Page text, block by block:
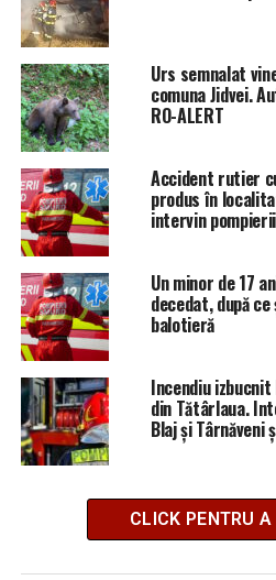
Urs semnalat
comuna Jidvei.
RO-ALERT
Accident rutier
produs în
intervin
Un minor de 17
decedat, după
balotieră
Incendiu izbucnit
din Tătârlaua.
Blaj și Târnăveni
CLICK PENTRU